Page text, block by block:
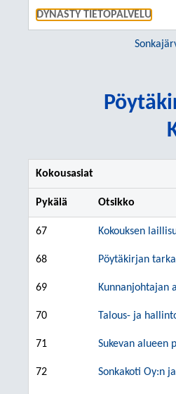
DYNASTY TIETOPALVELU
Kokousasiat
Pykälä Otsikko
67 Kokouksen
68 Pöytäkirjan
69 Kunnanjohtajan
70 Talous- ja
71 Sukevan alueen
72 Sonkakoti Oy:n